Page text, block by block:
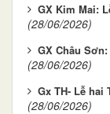
GX Kim Mai:
(28/06/2026)
GX Châu
(28/06/2026)
Gx TH- Lễ hai
(28/06/2026)